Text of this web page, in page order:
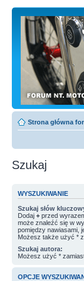
Strona główna
Szukaj
WYSZUKIWANIE
Szukaj słów
Dodaj + przed
może znaleźć się w
pomiędzy nawiasami,
Możesz także użyć *
Szukaj autora:
Możesz użyć *
OPCJE